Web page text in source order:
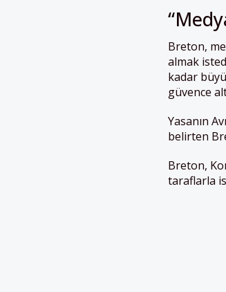
Breton,
almak
kadar
güvence
Yasanın
belirten
Breton,
taraflarla